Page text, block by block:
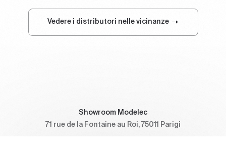
Vedere i distributori nelle vicinanze
Showroom Modelec
71 rue de la Fontaine au Roi, 75011 Parigi